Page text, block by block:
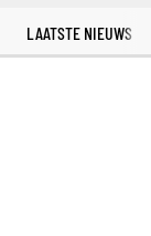
LAATSTE NIEUWS